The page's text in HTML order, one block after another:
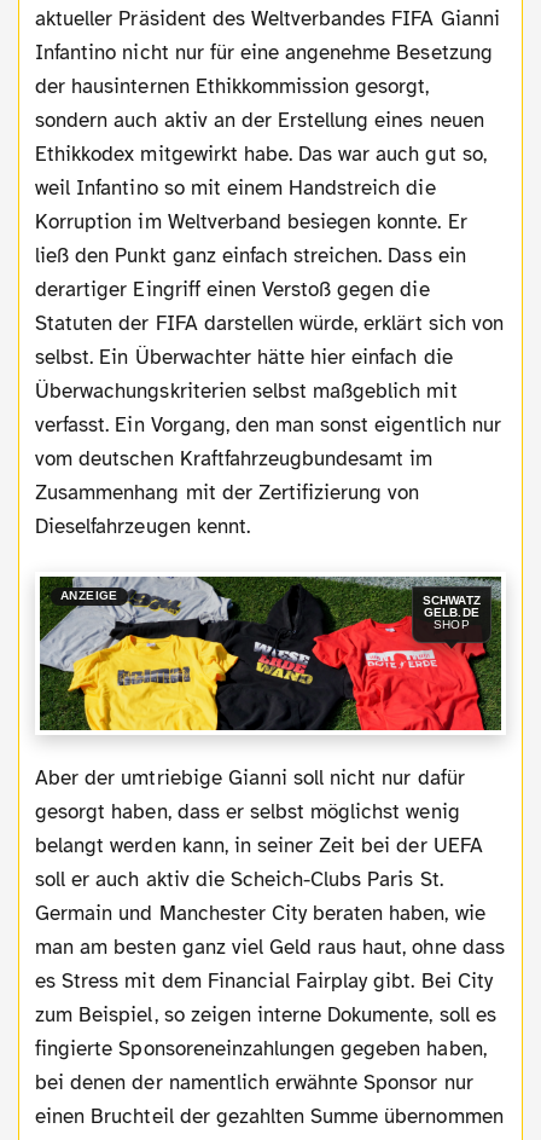
aktueller Präsident des Weltverbandes FIFA Gianni
Infantino nicht nur für eine angenehme Besetzung
der hausinternen Ethikkommission gesorgt,
sondern auch aktiv an der Erstellung eines neuen
Ethikkodex mitgewirkt habe. Das war auch gut so,
weil Infantino so mit einem Handstreich die
Korruption im Weltverband besiegen konnte. Er
ließ den Punkt ganz einfach streichen. Dass ein
derartiger Eingriff einen Verstoß gegen die
Statuten der FIFA darstellen würde, erklärt sich von
selbst. Ein Überwachter hätte hier einfach die
Überwachungskriterien selbst maßgeblich mit
verfasst. Ein Vorgang, den man sonst eigentlich nur
vom deutschen Kraftfahrzeugbundesamt im
Zusammenhang mit der Zertifizierung von
Dieselfahrzeugen kennt.
ANZEIGE
SCHWATZ
GELB.DE
SHOP
Aber der umtriebige Gianni soll nicht nur dafür
gesorgt haben, dass er selbst möglichst wenig
belangt werden kann, in seiner Zeit bei der UEFA
soll er auch aktiv die Scheich-Clubs Paris St.
Germain und Manchester City beraten haben, wie
man am besten ganz viel Geld raus haut, ohne dass
es Stress mit dem Financial Fairplay gibt. Bei City
zum Beispiel, so zeigen interne Dokumente, soll es
fingierte Sponsoreneinzahlungen gegeben haben,
bei denen der namentlich erwähnte Sponsor nur
einen Bruchteil der gezahlten Summe übernommen